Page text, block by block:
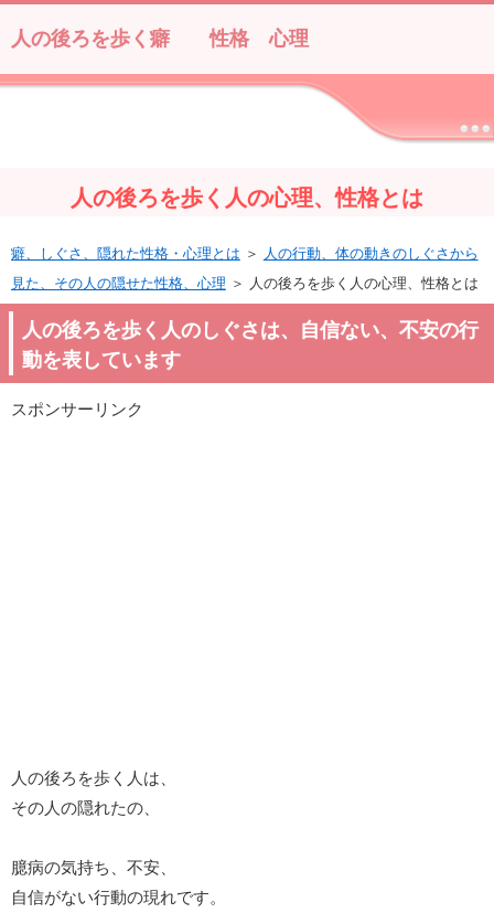
人の後ろを歩く癖 性格 心理
人の後ろを歩く人の心理、性格とは
癖、しぐさ、隠れた性格・心理とは ＞
人の行動、体の動きのしぐさから
見た、その人の隠せた性格、心理 ＞ 人の後ろを歩く人の心理、性格とは
人の後ろを歩く人のしぐさは、自信ない、不安の行
動を表しています
スポンサーリンク
人の後ろを歩く人は、
その人の隠れたの、
臆病の気持ち、不安、
自信がない行動の現れです。